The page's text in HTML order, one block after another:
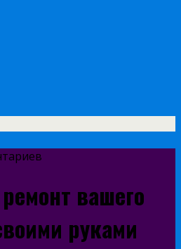
вашего
руками